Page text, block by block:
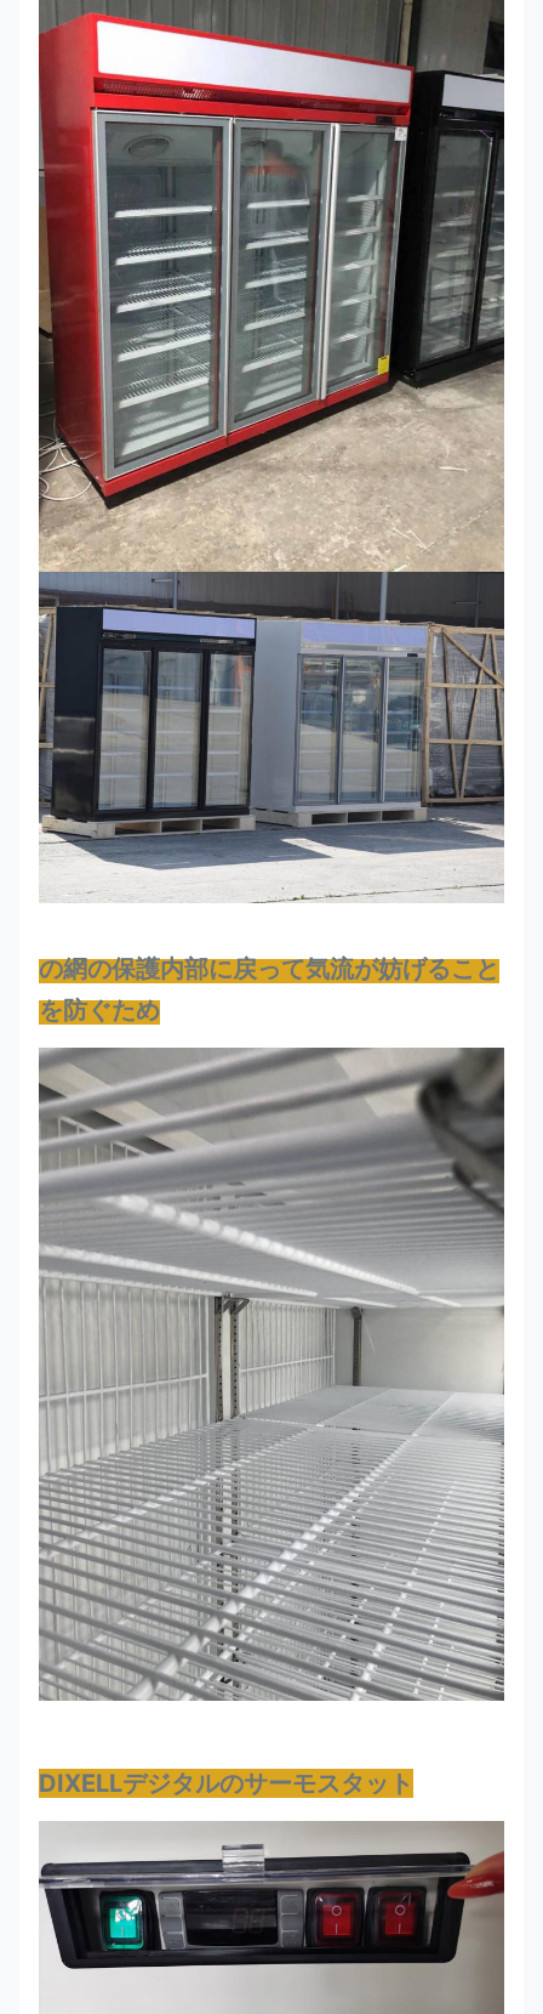
の網の保護内部に戻って気流が妨げること
を防ぐため
DIXELLデジタルのサーモスタット